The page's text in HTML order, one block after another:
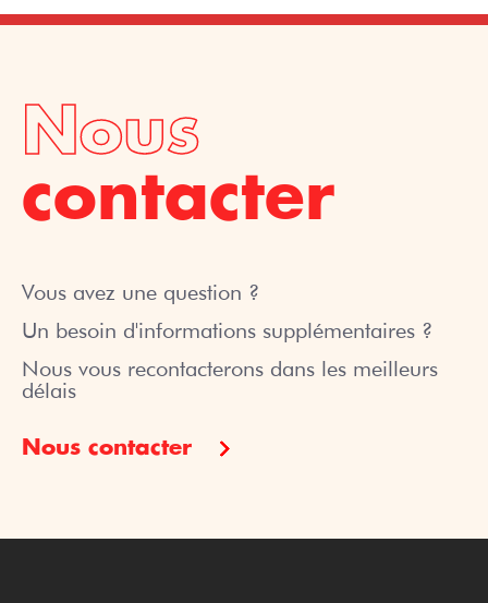
Nous
contacter
Vous avez une question ?
Un besoin d'informations supplémentaires ?
Nous vous recontacterons dans les meilleurs
délais
Nous contacter